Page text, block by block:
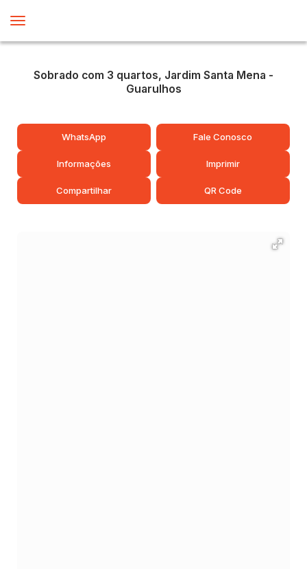
Sobrado com 3 quartos, Jardim Santa Mena -
Guarulhos
WhatsApp Fale Conosco
Informações Imprimir
Compartilhar QR Code